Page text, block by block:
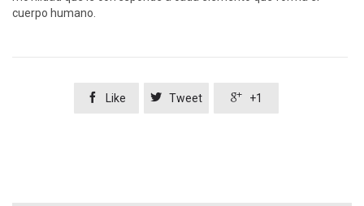
cuerpo humano.
 Like  Tweet  +1